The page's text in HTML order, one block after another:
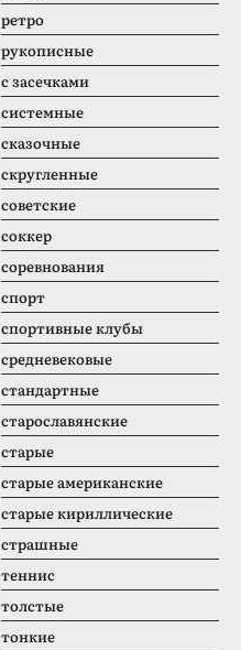
ретро
рукописные
с засечками
системные
сказочные
скругленные
советские
соккер
соревнования
спорт
спортивные клубы
средневековые
стандартные
старославянские
старые
старые американские
старые кириллические
страшные
теннис
толстые
тонкие